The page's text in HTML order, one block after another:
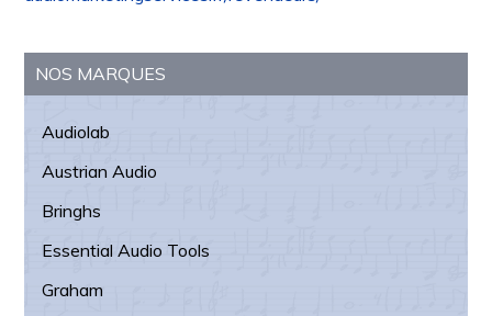
Barre
principale
NOS MARQUES
Audiolab
Austrian Audio
Bringhs
Essential Audio Tools
Graham